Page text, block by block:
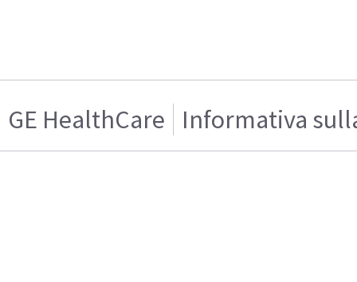
GE HealthCare Informativa